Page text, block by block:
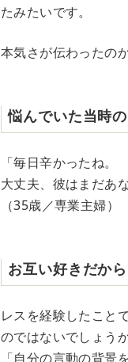
たみたいです。
本気さが伝わったの
悩んでいた当時
「毎日辛かったね。
大丈夫、彼はまだあ
（35歳／専業主婦）
お互い好きだか
レスを経験したこと
のではないでしょうか
「自分の言動の背景